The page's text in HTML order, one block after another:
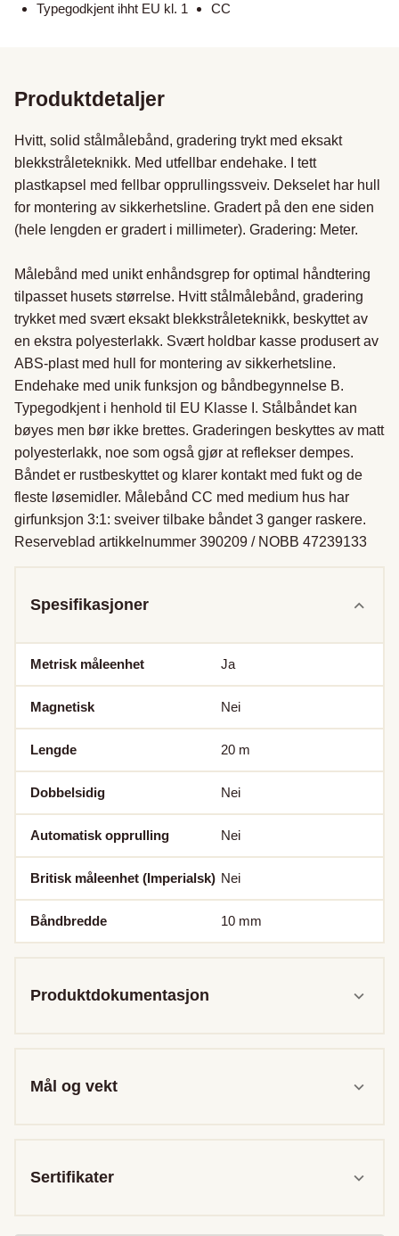
Typegodkjent ihht EU kl. 1
CC
Produktdetaljer
Hvitt, solid stålmålebånd, gradering trykt med eksakt
blekkstråleteknikk. Med utfellbar endehake. I tett
plastkapsel med fellbar opprullingssveiv. Dekselet har hull
for montering av sikkerhetsline. Gradert på den ene siden
(hele lengden er gradert i millimeter). Gradering: Meter.
Målebånd med unikt enhåndsgrep for optimal håndtering
tilpasset husets størrelse. Hvitt stålmålebånd, gradering
trykket med svært eksakt blekkstråleteknikk, beskyttet av
en ekstra polyesterlakk. Svært holdbar kasse produsert av
ABS-plast med hull for montering av sikkerhetsline.
Endehake med unik funksjon og båndbegynnelse B.
Typegodkjent i henhold til EU Klasse I. Stålbåndet kan
bøyes men bør ikke brettes. Graderingen beskyttes av matt
polyesterlakk, noe som også gjør at reflekser dempes.
Båndet er rustbeskyttet og klarer kontakt med fukt og de
fleste løsemidler. Målebånd CC med medium hus har
girfunksjon 3:1: sveiver tilbake båndet 3 ganger raskere.
Reserveblad artikkelnummer 390209 / NOBB 47239133
Spesifikasjoner
Metrisk måleenhet Ja
Magnetisk Nei
Lengde 20 m
Dobbelsidig Nei
Automatisk opprulling Nei
Britisk måleenhet (Imperialsk) Nei
Båndbredde 10 mm
Produktdokumentasjon
Mål og vekt
Sertifikater